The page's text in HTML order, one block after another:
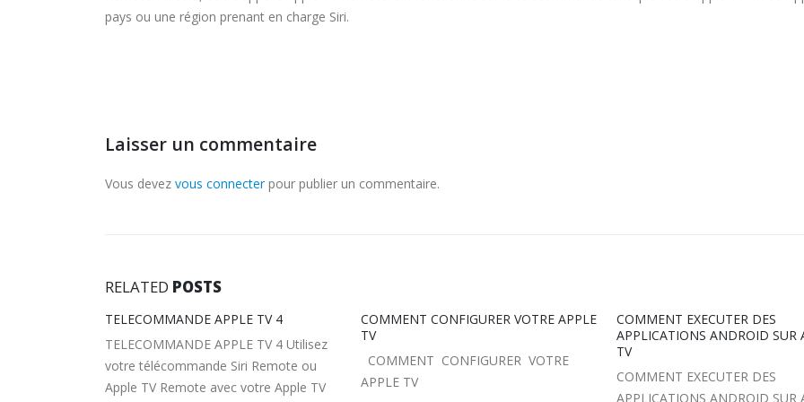
pays ou une région prenant en charge Siri.
Laisser un commentaire
Vous devez vous connecterpour publier un commentaire.
RELATED POSTS
COMMENT CONFIGURER VOTRE APPLE
COMMENT CONFIGURER VOTRE
APPLE TV
COMMENT EXECUTER DES
APPLICATIONS ANDROID SUR APPLE
COMMENT EXECUTER DES
APPLE TV : EMULATEURS
POUR VOTRE APPLE TV
QU'EST-CE QU'UN EMULATEUR
ANDROID Un émulateur